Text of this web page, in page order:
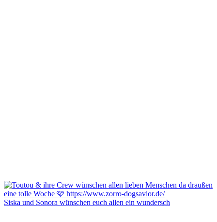
Siska und Sonora wünschen euch allen ein wundersch